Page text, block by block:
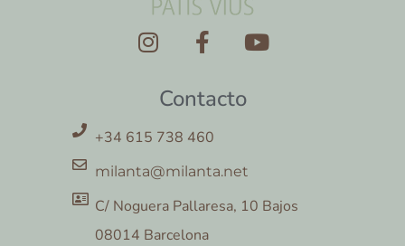
Contacto
+34 615 738 460
milanta@milanta.net
C/ Noguera Pallaresa, 10 Bajos
08014 Barcelona